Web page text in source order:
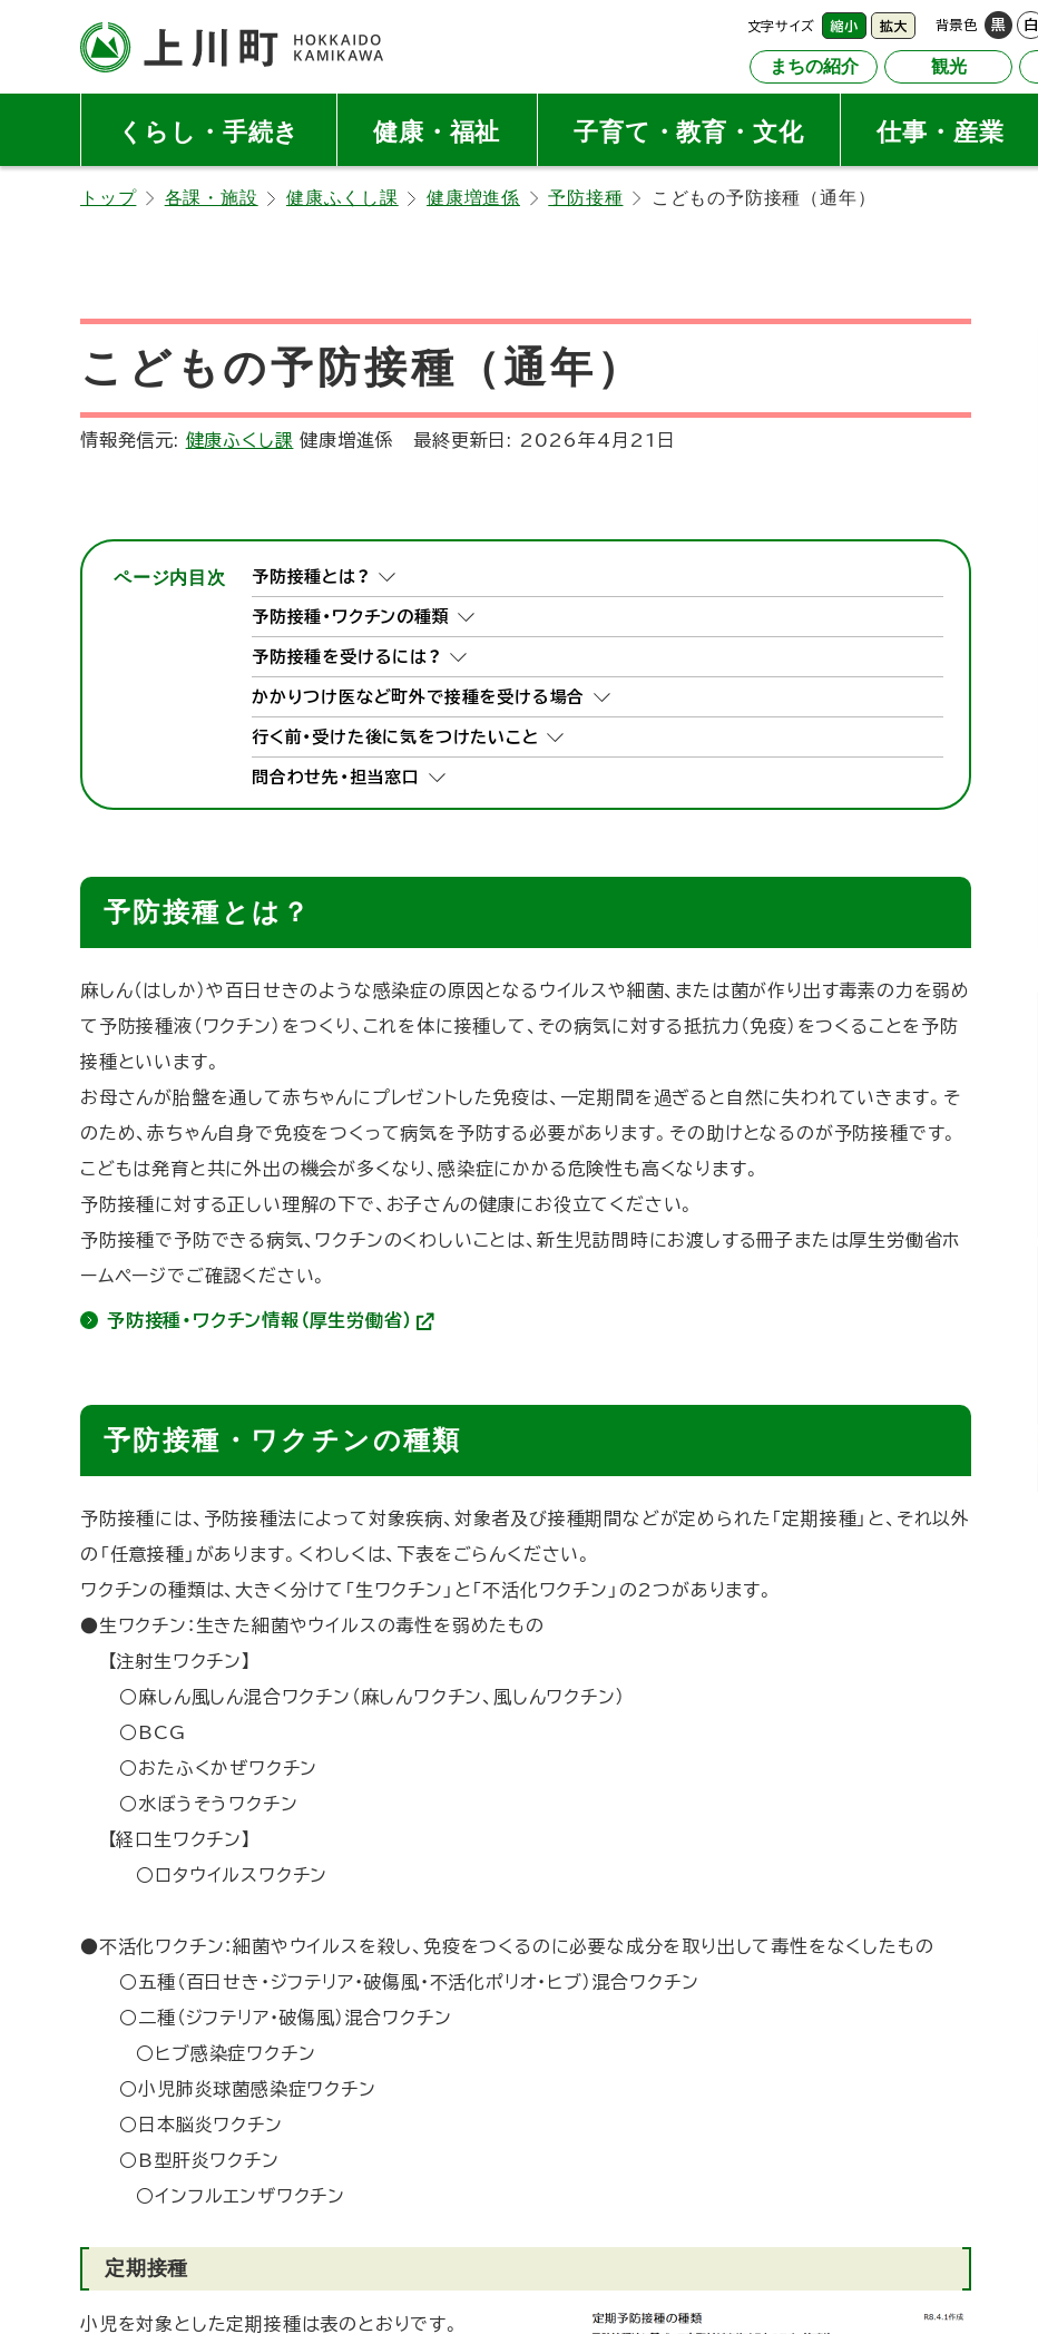
ュ
文字サイズ 縮小 拡大 背景色 黒 白
まちの紹介 観光
くらし・手続き 健康・福祉 子育て・教育・文化 仕事・産業
トップ 各課・施設 健康ふくし課 健康増進係 予防接種 こどもの予防接種（通年）
こどもの予防接種（通年）
情報発信元: 健康ふくし課 健康増進係 最終更新日: 2026年4月21日
ページ内目次 予防接種とは？
予防接種・ワクチンの種類
予防接種を受けるには？
かかりつけ医など町外で接種を受ける場合
行く前・受けた後に気をつけたいこと
問合わせ先・担当窓口
予防接種とは？
麻しん（はしか）や百日せきのような感染症の原因となるウイルスや細菌、または菌が作り出す毒素の力を弱め
て予防接種液（ワクチン）をつくり、これを体に接種して、その病気に対する抵抗力（免疫）をつくることを予防
接種といいます。
お母さんが胎盤を通して赤ちゃんにプレゼントした免疫は、一定期間を過ぎると自然に失われていきます。そ
のため、赤ちゃん自身で免疫をつくって病気を予防する必要があります。その助けとなるのが予防接種です。
こどもは発育と共に外出の機会が多くなり、感染症にかかる危険性も高くなります。
予防接種に対する正しい理解の下で、お子さんの健康にお役立てください。
予防接種で予防できる病気、ワクチンのくわしいことは、新生児訪問時にお渡しする冊子または厚生労働省ホ
ームページでご確認ください。
予防接種・ワクチン情報（厚生労働省）
イ
ト
)
ト
に
戻
る
予防接種・ワクチンの種類
予防接種には、予防接種法によって対象疾病、対象者及び接種期間などが定められた「定期接種」と、それ以外
の「任意接種」があります。くわしくは、下表をごらんください。
ワクチンの種類は、大きく分けて「生ワクチン」と「不活化ワクチン」の2つがあります。
●生ワクチン：生きた細菌やウイルスの毒性を弱めたもの
【注射生ワクチン】
○麻しん風しん混合ワクチン（麻しんワクチン、風しんワクチン）
○BCG
○おたふくかぜワクチン
○水ぼうそうワクチン
【経口生ワクチン】
○ロタウイルスワクチン
●不活化ワクチン：細菌やウイルスを殺し、免疫をつくるのに必要な成分を取り出して毒性をなくしたもの
○五種（百日せき・ジフテリア・破傷風・不活化ポリオ・ヒブ）混合ワクチン
○二種（ジフテリア・破傷風）混合ワクチン
○ヒブ感染症ワクチン
○小児肺炎球菌感染症ワクチン
○日本脳炎ワクチン
○B型肝炎ワクチン
○インフルエンザワクチン
定期接種
小児を対象とした定期接種は表のとおりです。
メ